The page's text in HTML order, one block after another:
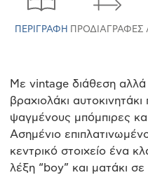
ΠΕΡΙΓΡΑΦΉ ΠΡΟΔΙΑΓΡΑΦΈΣ
Με vintage διάθεση αλλά
βραχιολάκι
ψαγμένους μπόμπιρες
Ασημένιο
κεντρικό στοιχείο ένα
λέξη “boy” και ματάκι